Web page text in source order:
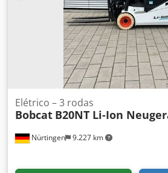
Nürtingen 9.227 km
Elétrico – 3 rodas
Bobcat B20NT Li-Ion